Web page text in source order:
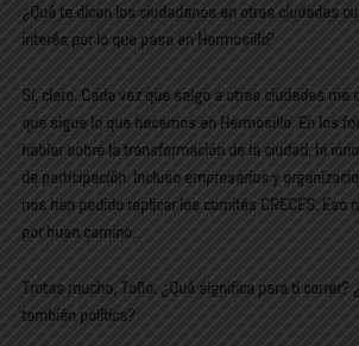
¿Qué te dicen los ciudadanos en otras ciudades
interés por lo que pasa en Hermosillo?
Sí, claro. Cada vez que salgo a otras ciudades me
que sigue lo que hacemos en Hermosillo. En los
hablar sobre la transformación de la ciudad, la
de participación. Incluso empresarios y
nos han pedido replicar los comités CRECES. Eso
por buen camino.
Trotas mucho, Toño. ¿Qué significa para ti correr?
también política?